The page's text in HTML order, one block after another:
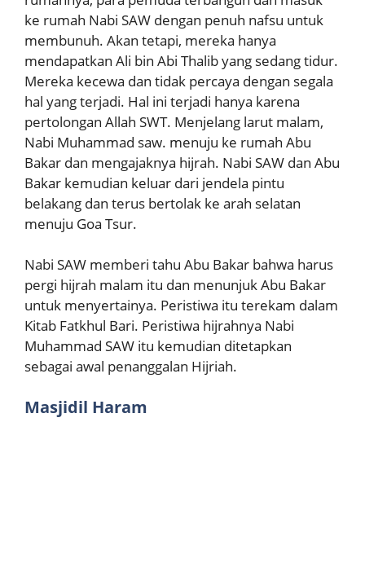
ke rumah Nabi SAW dengan penuh nafsu untuk
membunuh. Akan tetapi, mereka hanya
mendapatkan Ali bin Abi Thalib yang sedang tidur.
Mereka kecewa dan tidak percaya dengan segala
hal yang terjadi. Hal ini terjadi hanya karena
pertolongan Allah SWT. Menjelang larut malam,
Nabi Muhammad saw. menuju ke rumah Abu
Bakar dan mengajaknya hijrah. Nabi SAW dan Abu
Bakar kemudian keluar dari jendela pintu
belakang dan terus bertolak ke arah selatan
menuju Goa Tsur.
Nabi SAW memberi tahu Abu Bakar bahwa harus
pergi hijrah malam itu dan menunjuk Abu Bakar
untuk menyertainya. Peristiwa itu terekam dalam
Kitab Fatkhul Bari. Peristiwa hijrahnya Nabi
Muhammad SAW itu kemudian ditetapkan
sebagai awal penanggalan Hijriah.
Masjidil Haram